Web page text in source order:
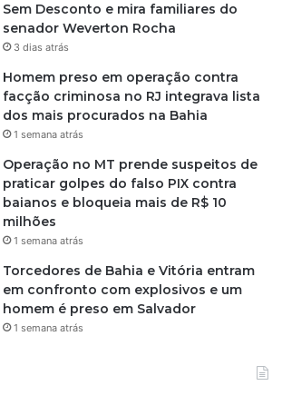
Sem Desconto e mira familiares do
senador Weverton Rocha
3 dias atrás
Homem preso em operação contra
facção criminosa no RJ integrava lista
dos mais procurados na Bahia
1 semana atrás
Operação no MT prende suspeitos de
praticar golpes do falso PIX contra
baianos e bloqueia mais de R$ 10
milhões
1 semana atrás
Torcedores de Bahia e Vitória entram
em confronto com explosivos e um
homem é preso em Salvador
1 semana atrás